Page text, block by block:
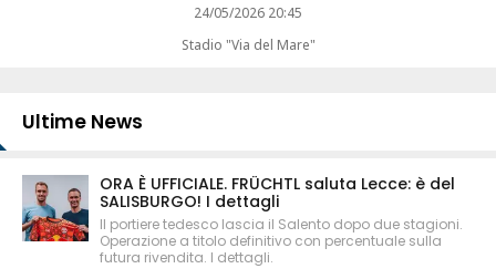
24/05/2026 20:45
Stadio "Via del Mare"
Ultime News
ORA È UFFICIALE. FRÜCHTL saluta Lecce: è del
SALISBURGO! I dettagli
Il portiere tedesco lascia il Salento dopo due stagioni.
Operazione a titolo definitivo con percentuale sulla
futura rivendita. I dettagli.